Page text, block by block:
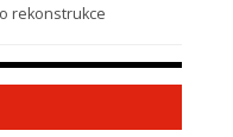
rekonstrukce